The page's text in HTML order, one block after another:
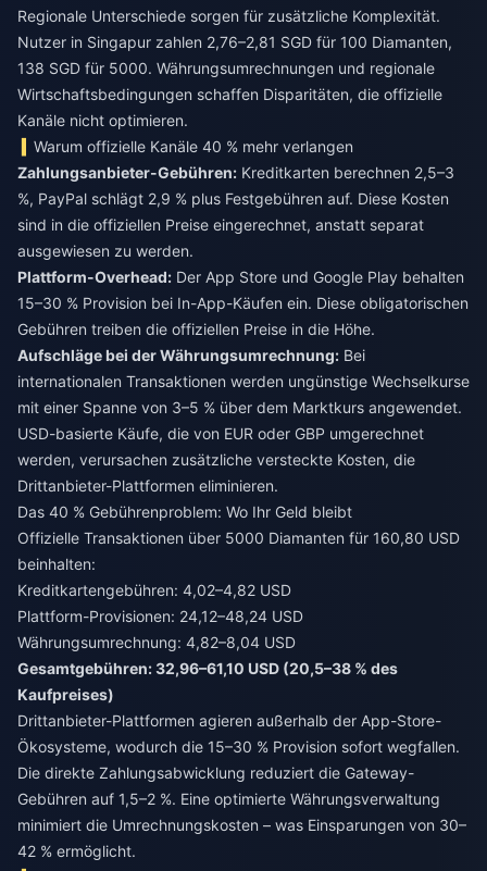
Regionale Unterschiede sorgen für zusätzliche Komplexität.
Nutzer in Singapur zahlen 2,76–2,81 SGD für 100 Diamanten,
138 SGD für 5000. Währungsumrechnungen und regionale
Wirtschaftsbedingungen schaffen Disparitäten, die offizielle
Kanäle nicht optimieren.
Warum offizielle Kanäle 40 % mehr verlangen
Zahlungsanbieter-Gebühren: Kreditkarten berechnen 2,5–3
%, PayPal schlägt 2,9 % plus Festgebühren auf. Diese Kosten
sind in die offiziellen Preise eingerechnet, anstatt separat
ausgewiesen zu werden.
Plattform-Overhead: Der App Store und Google Play behalten
15–30 % Provision bei In-App-Käufen ein. Diese obligatorischen
Gebühren treiben die offiziellen Preise in die Höhe.
Aufschläge bei der Währungsumrechnung: Bei
internationalen Transaktionen werden ungünstige Wechselkurse
mit einer Spanne von 3–5 % über dem Marktkurs angewendet.
USD-basierte Käufe, die von EUR oder GBP umgerechnet
werden, verursachen zusätzliche versteckte Kosten, die
Drittanbieter-Plattformen eliminieren.
Das 40 % Gebührenproblem: Wo Ihr Geld bleibt
Offizielle Transaktionen über 5000 Diamanten für 160,80 USD
beinhalten:
Kreditkartengebühren: 4,02–4,82 USD
Plattform-Provisionen: 24,12–48,24 USD
Währungsumrechnung: 4,82–8,04 USD
Gesamtgebühren: 32,96–61,10 USD (20,5–38 % des
Kaufpreises)
Drittanbieter-Plattformen agieren außerhalb der App-Store-
Ökosysteme, wodurch die 15–30 % Provision sofort wegfallen.
Die direkte Zahlungsabwicklung reduziert die Gateway-
Gebühren auf 1,5–2 %. Eine optimierte Währungsverwaltung
minimiert die Umrechnungskosten – was Einsparungen von 30–
42 % ermöglicht.